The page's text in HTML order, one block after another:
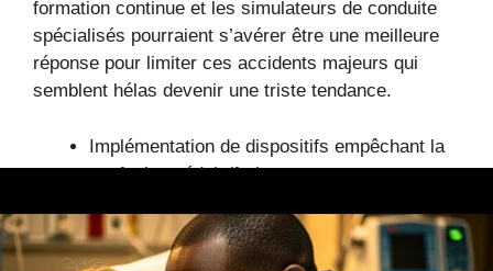
formation continue et les simulateurs de conduite
spécialisés pourraient s’avérer être une meilleure
réponse pour limiter ces accidents majeurs qui
semblent hélas devenir une triste tendance.
Implémentation de dispositifs empêchant la
confusion pédale/frein
lourds
Renforcement de la vigilance lors des